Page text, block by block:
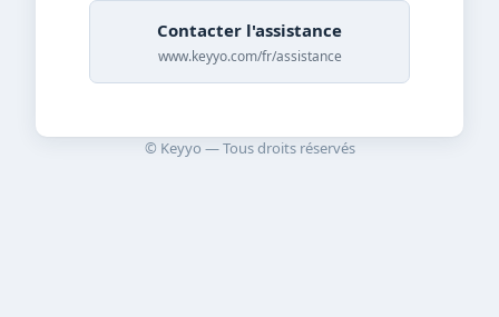
Contacter l'assistance
www.keyyo.com/fr/assistance
© Keyyo — Tous droits réservés